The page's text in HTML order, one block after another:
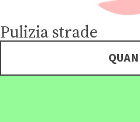
Pulizia strade